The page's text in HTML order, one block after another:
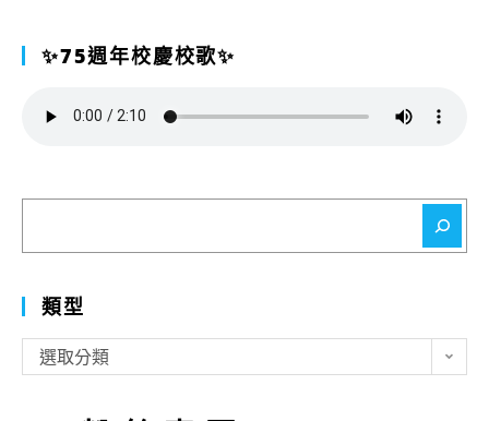
✨75週年校慶校歌✨
類型
型
選取分類